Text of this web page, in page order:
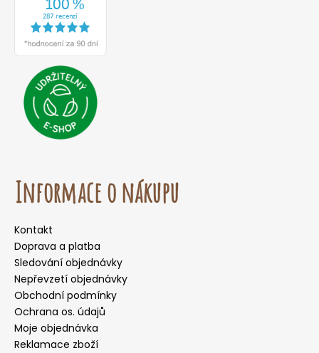
Informace o nákupu
Kontakt
Doprava a platba
Sledování objednávky
Nepřevzetí objednávky
Obchodní podmínky
Ochrana os. údajů
Moje objednávka
Reklamace zboží